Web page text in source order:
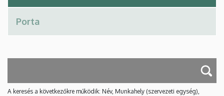
A keresés a következőkre működik: Név, Munkahely (szervezeti egység),